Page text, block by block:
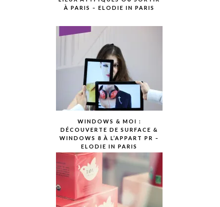
À PARIS – ELODIE IN PARIS
WINDOWS & MOI :
DÉCOUVERTE DE SURFACE &
WINDOWS 8 À L’APPART PR –
ELODIE IN PARIS